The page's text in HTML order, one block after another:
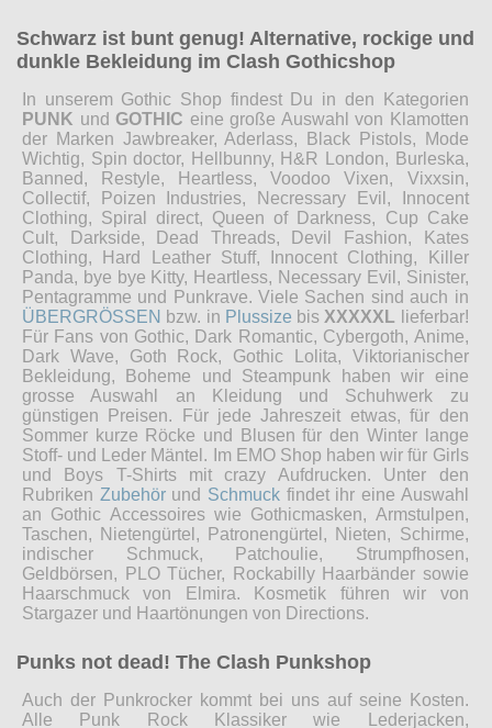
Schwarz ist bunt genug! Alternative, rockige und
dunkle Bekleidung im Clash Gothicshop
In unserem Gothic Shop findest Du in den Kategorien
PUNK und GOTHIC eine große Auswahl von Klamotten
der Marken Jawbreaker, Aderlass, Black Pistols, Mode
Wichtig, Spin doctor, Hellbunny, H&R London, Burleska,
Banned, Restyle, Heartless, Voodoo Vixen, Vixxsin,
Collectif, Poizen Industries, Necressary Evil, Innocent
Clothing, Spiral direct, Queen of Darkness, Cup Cake
Cult, Darkside, Dead Threads, Devil Fashion, Kates
Clothing, Hard Leather Stuff, Innocent Clothing, Killer
Panda, bye bye Kitty, Heartless, Necessary Evil, Sinister,
Pentagramme und Punkrave. Viele Sachen sind auch in
ÜBERGRÖSSEN bzw. in Plussize bis XXXXXL lieferbar!
Für Fans von Gothic, Dark Romantic, Cybergoth, Anime,
Dark Wave, Goth Rock, Gothic Lolita, Viktorianischer
Bekleidung, Boheme und Steampunk haben wir eine
grosse Auswahl an Kleidung und Schuhwerk zu
günstigen Preisen. Für jede Jahreszeit etwas, für den
Sommer kurze Röcke und Blusen für den Winter lange
Stoff- und Leder Mäntel. Im EMO Shop haben wir für Girls
und Boys T-Shirts mit crazy Aufdrucken. Unter den
Rubriken Zubehörund Schmuckfindet ihr eine Auswahl
an Gothic Accessoires wie Gothicmasken, Armstulpen,
Taschen, Nietengürtel, Patronengürtel, Nieten, Schirme,
indischer Schmuck, Patchoulie, Strumpfhosen,
Geldbörsen, PLO Tücher, Rockabilly Haarbänder sowie
Haarschmuck von Elmira. Kosmetik führen wir von
Stargazer und Haartönungen von Directions.
Punks not dead! The Clash Punkshop
Auch der Punkrocker kommt bei uns auf seine Kosten.
Alle Punk Rock Klassiker wie Lederjacken,